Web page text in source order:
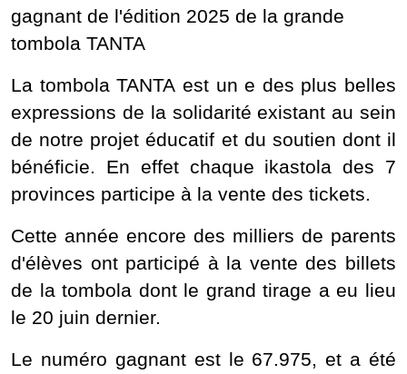
gagnant de l'édition 2025 de la grande
tombola TANTA
La tombola TANTA est un e des plus belles
expressions de la solidarité existant au sein
de notre projet éducatif et du soutien dont il
bénéficie. En effet chaque ikastola des 7
provinces participe à la vente des tickets.
Cette année encore des milliers de parents
d'élèves ont participé à la vente des billets
de la tombola dont le grand tirage a eu lieu
le 20 juin dernier.
Le numéro gagnant est le 67.975, et a été